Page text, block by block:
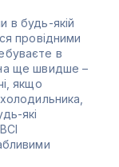
в будь-якій
провідними
в
ще швидше –
якщо
які